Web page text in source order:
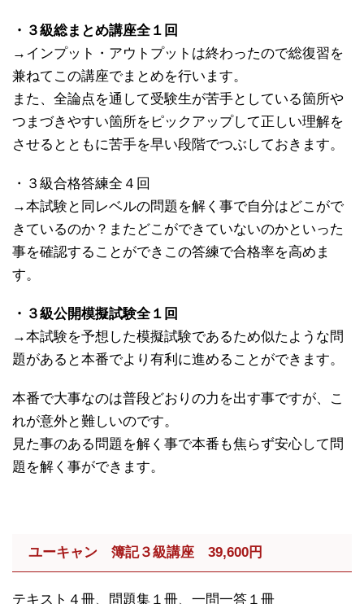
・３級総まとめ講座全１回
→インプット・アウトプットは終わったので総復習を
兼ねてこの講座でまとめを行います。
また、全論点を通して受験生が苦手としている箇所や
つまづきやすい箇所をピックアップして正しい理解を
させるとともに苦手を早い段階でつぶしておきます。
・３級合格答練全４回
→本試験と同レベルの問題を解く事で自分はどこがで
きているのか？またどこができていないのかといった
事を確認することができこの答練で合格率を高めま
す。
・３級公開模擬試験全１回
→本試験を予想した模擬試験であるため似たような問
題があると本番でより有利に進めることができます。
本番で大事なのは普段どおりの力を出す事ですが、こ
れが意外と難しいのです。
見た事のある問題を解く事で本番も焦らず安心して問
題を解く事ができます。
ユーキャン 簿記３級講座 39,600円
テキスト４冊、問題集１冊、一問一答１冊